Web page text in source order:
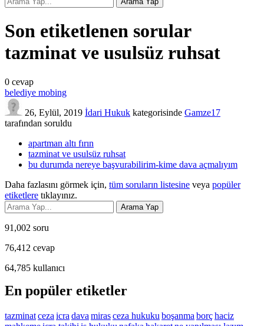
Son etiketlenen sorular
tazminat ve usulsüz ruhsat
0 cevap
belediye mobing
26, Eylül, 2019 İdari Hukuk kategorisinde Gamze17
tarafından soruldu
apartman altı fırın
tazminat ve usulsüz ruhsat
bu durumda nereye başvurabilirim-kime dava açmalıyım
Daha fazlasını görmek için, tüm soruların listesine veya popüler
etiketlere tıklayınız.
91,002 soru
76,412 cevap
64,785 kullanıcı
En popüler etiketler
tazminatceza icra dava mirasceza hukuku boşanma borçhaciz